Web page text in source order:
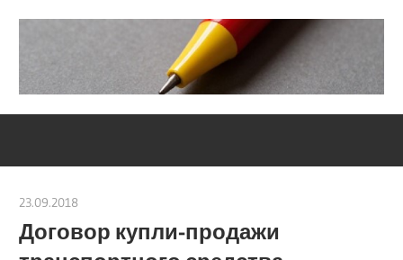
23.09.2018
Договор купли-продажи